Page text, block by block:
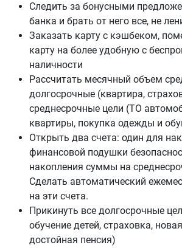
Следить за бонусными
банка и брать от него все, не
Заказать карту с кэшбеком,
карту на более удобную с
наличности
Рассчитать месячный объем
долгосрочные (квартира,
среднесрочные цели (ТО
квартиры, покупка одежды и
Открыть два счета: один для
финансовой подушки
накопления суммы на
Сделать автоматический
на эти счета.
Прикинуть все долгосрочные
обучение детей, страховка,
достойная пенсия)